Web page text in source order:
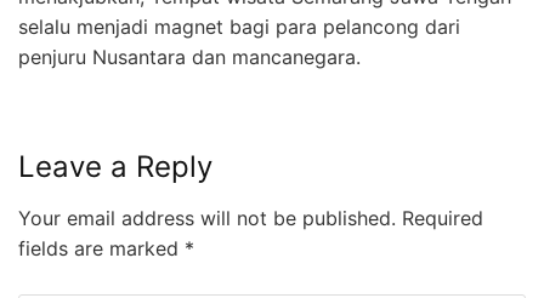
selalu menjadi magnet bagi para pelancong dari
penjuru Nusantara dan mancanegara.
Leave a Reply
Your email address will not be published. Required
fields are marked *